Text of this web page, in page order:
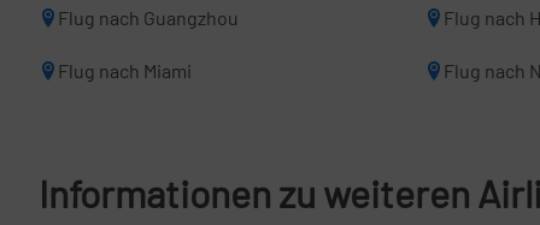
Flug nach Guangzhou Flug nach
Flug nach Miami Flug nach
Informationen zu weiteren